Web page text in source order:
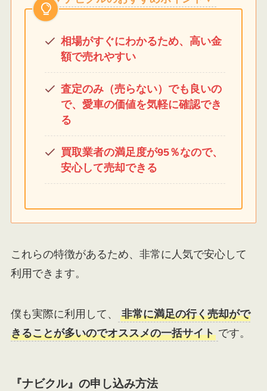
相場がすぐにわかるため、高い金
額で売れやすい
査定のみ（売らない）でも良いの
で、愛車の価値を気軽に確認でき
る
買取業者の満足度が95％なので、
安心して売却できる
これらの特徴があるため、非常に人気で安心して
利用できます。
僕も実際に利用して、
非常に満足の行く売却がで
きることが多いのでオススメの一括サイト です。
『ナビクル』の申し込み方法